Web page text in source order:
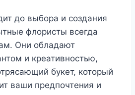
до выбора и создания
флористы всегда
Они обладают
и креативностью,
букет, который
ваши предпочтения и